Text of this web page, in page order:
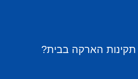
הארקה בבית?